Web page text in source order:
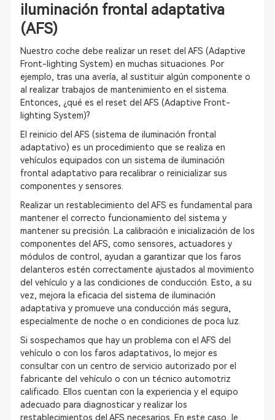
iluminación frontal adaptativa
(AFS)
Nuestro coche debe realizar un reset del AFS (Adaptive
Front-lighting System) en muchas situaciones. Por
ejemplo, tras una avería, al sustituir algún componente o
al realizar trabajos de mantenimiento en el sistema.
Entonces, ¿qué es el reset del AFS (Adaptive Front-
lighting System)?
El reinicio del AFS (sistema de iluminación frontal
adaptativo) es un procedimiento que se realiza en
vehículos equipados con un sistema de iluminación
frontal adaptativo para recalibrar o reinicializar sus
componentes y sensores.
Realizar un restablecimiento del AFS es fundamental para
mantener el correcto funcionamiento del sistema y
mantener su precisión. La calibración e inicialización de los
componentes del AFS, como sensores, actuadores y
módulos de control, ayudan a garantizar que los faros
delanteros estén correctamente ajustados al movimiento
del vehículo y a las condiciones de conducción. Esto, a su
vez, mejora la eficacia del sistema de iluminación
adaptativa y promueve una conducción más segura,
especialmente de noche o en condiciones de poca luz.
Si sospechamos que hay un problema con el AFS del
vehículo o con los faros adaptativos, lo mejor es
consultar con un centro de servicio autorizado por el
fabricante del vehículo o con un técnico automotriz
calificado. Ellos cuentan con la experiencia y el equipo
adecuado para diagnosticar y realizar los
restablecimientos del AFS necesarios. En este caso, le